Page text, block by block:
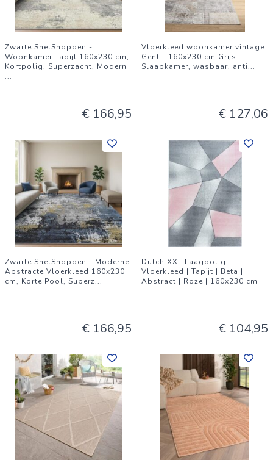
Zwarte SnelShoppen -
Woonkamer Tapijt 160x230 cm,
Kortpolig, Superzacht, Modern
...
€ 166,95
Vloerkleed woonkamer vintage
Gent - 160x230 cm Grijs -
Slaapkamer, wasbaar, anti...
€ 127,06
Zwarte SnelShoppen - Moderne
Abstracte Vloerkleed 160x230
cm, Korte Pool, Superz...
€ 166,95
Dutch XXL Laagpolig
Vloerkleed | Tapijt | Beta |
Abstract | Roze | 160x230 cm
€ 104,95